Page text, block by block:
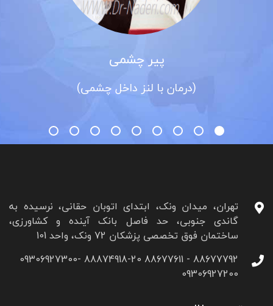
(درمان با لنز داخل چشمی)
تهران، میدان ونک، ابتدای اتوبان حقانی، نرسیده به
گاندی جنوبی، حد فاصل بانک آینده و کشاورزی،
ساختمان فوق تخصصی پزشکان 72 ونک، واحد 101
88677792 - 88677611 88874918-20 09306927300-
09306927200